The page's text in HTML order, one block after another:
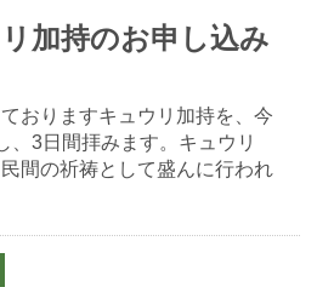
加持のお申し込み
おりますキュウリ加持を、今
、3日間拝みます。キュウリ
間の祈祷として盛んに行われ